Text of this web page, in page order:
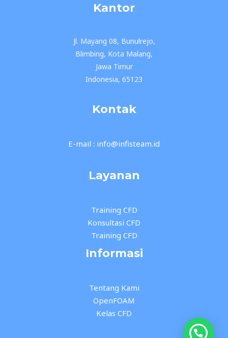
Kantor
Jl. Mayang 08, Bunulrejo,
Blimbing, Kota Malang,
Jawa Timur
Indonesia, 65123
Kontak
E-mail : info@infisteam.id
Layanan
Training CFD
Konsultasi CFD
Training CFD
Informasi
Tentang Kami
OpenFOAM
Kelas CFD